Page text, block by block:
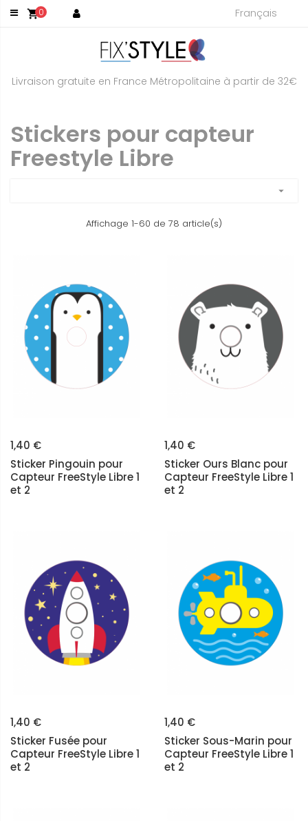
shopping_cart0 Français
Livraison gratuite en France Métropolitaine à partir de 32€
Stickers pour capteur
Freestyle Libre
arrow_drop_down
Affichage 1-60 de 78 article(s)
1,40 €
Sticker Pingouin pour
Capteur FreeStyle Libre 1
et 2
1,40 €
Sticker Ours Blanc pour
Capteur FreeStyle Libre 1
et 2
1,40 €
Sticker Fusée pour
Capteur FreeStyle Libre 1
et 2
1,40 €
Sticker Sous-Marin pour
Capteur FreeStyle Libre 1
et 2